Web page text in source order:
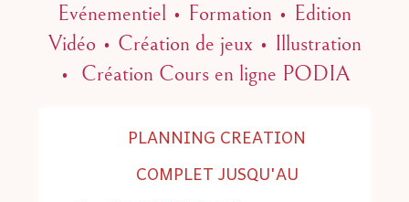
Evénementiel • Formation • Edition
Vidéo • Création de jeux • Illustration
• Création Cours en ligne PODIA
PLANNING CREATION
COMPLET JUSQU'AU